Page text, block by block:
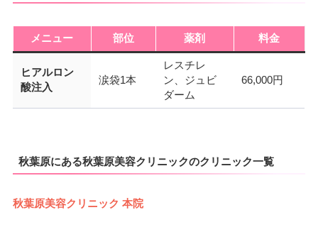
メニュー 部位 薬剤 料金
ヒアルロン
酸注入
涙袋1本
レスチレ
ン、ジュビ
ダーム
66,000円
秋葉原にある秋葉原美容クリニックのクリニック一覧
秋葉原美容クリニック 本院